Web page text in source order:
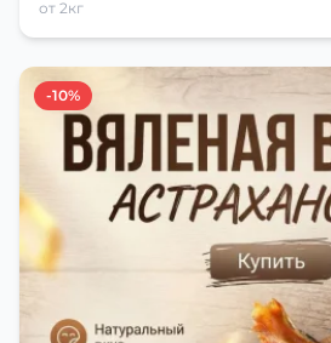
от 2кг
-10%